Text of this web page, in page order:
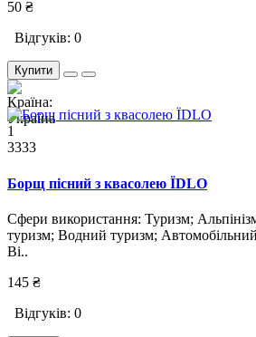
50 ₴
Відгуків: 0
Купити
1
3333
Борщ пісний з квасолею ЇDLO
Сфери використання: Туризм;
туризм; Водний туризм;
Ві..
145 ₴
Відгуків: 0